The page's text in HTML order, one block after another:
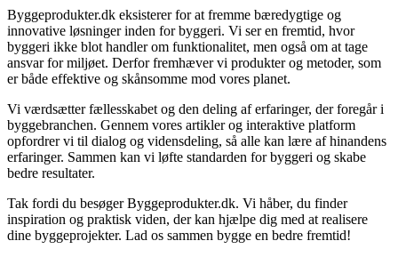
Byggeprodukter.dk eksisterer for at fremme bæredygtige og
innovative løsninger inden for byggeri. Vi ser en fremtid, hvor
byggeri ikke blot handler om funktionalitet, men også om at tage
ansvar for miljøet. Derfor fremhæver vi produkter og metoder, som
er både effektive og skånsomme mod vores planet.
Vi værdsætter fællesskabet og den deling af erfaringer, der foregår i
byggebranchen. Gennem vores artikler og interaktive platform
opfordrer vi til dialog og vidensdeling, så alle kan lære af hinandens
erfaringer. Sammen kan vi løfte standarden for byggeri og skabe
bedre resultater.
Tak fordi du besøger Byggeprodukter.dk. Vi håber, du finder
inspiration og praktisk viden, der kan hjælpe dig med at realisere
dine byggeprojekter. Lad os sammen bygge en bedre fremtid!